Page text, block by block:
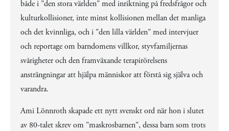
både i "den stora världen" med inriktning på fredsfrågor och
kulturkollisioner, inte minst kollisionen mellan det manliga
och det kvinnliga, och i "den lilla världen" med intervjuer
och reportage om barndomens villkor, styvfamiljernas
svårigheter och den framväxande terapirörelsens
ansträngningar att hjälpa människor att förstå sig själva och
varandra.
Ami Lönnroth skapade ett nytt svenskt ord när hon i slutet
av 80-talet skrev om "maskrosbarnen", dessa barn som trots